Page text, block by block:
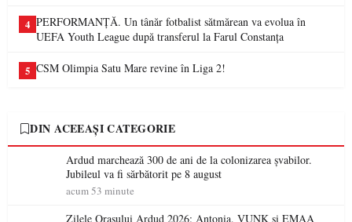
4 PERFORMANȚĂ. Un tânăr fotbalist sătmărean va evolua în
UEFA Youth League după transferul la Farul Constanța
5 CSM Olimpia Satu Mare revine în Liga 2!
DIN ACEEAȘI CATEGORIE
Ardud marchează 300 de ani de la colonizarea șvabilor.
Jubileul va fi sărbătorit pe 8 august
acum 53 minute
Zilele Orașului Ardud 2026: Antonia, VUNK și EMAA